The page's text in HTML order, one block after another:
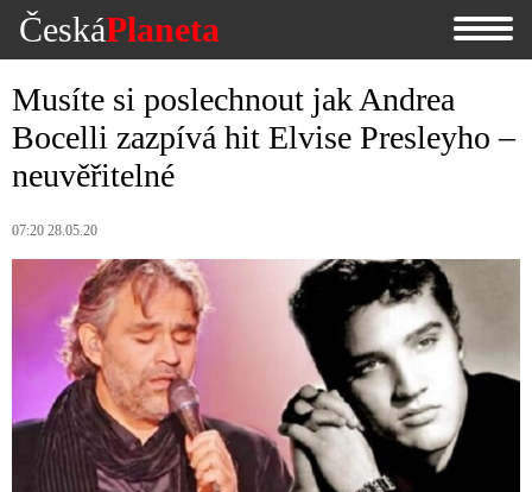
ČeskáPlaneta
Musíte si poslechnout jak Andrea
Bocelli zazpívá hit Elvise Presleyho –
neuvěřitelné
07:20 28.05.20